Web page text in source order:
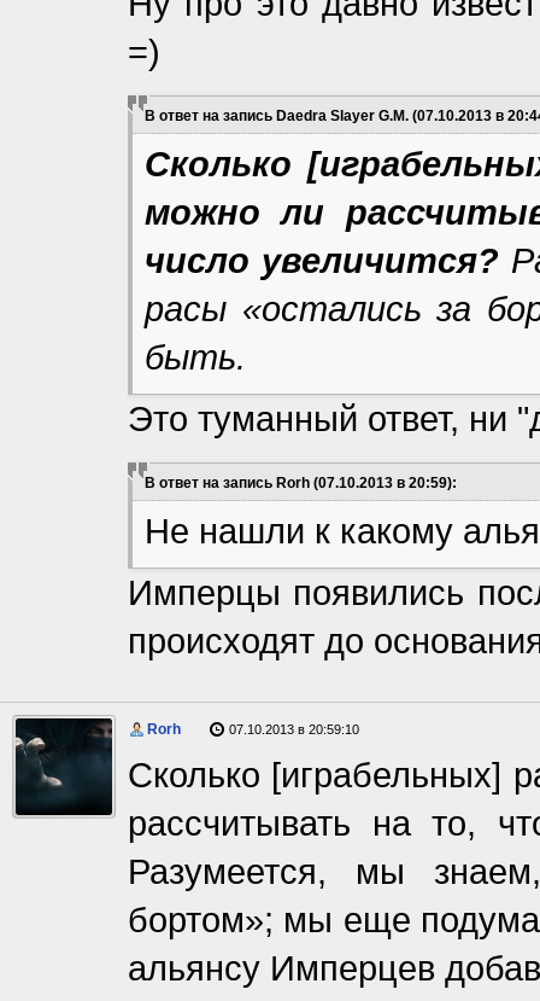
=)
В ответ на запись Daedra Slayer G.M. (07.10.2013 в
Сколько
можно ли
число увеличится?
расы «остались за
быть.
Это туманный ответ, ни
В ответ на запись Rorh (07.10.2013 в 20:59):
Не нашли к какому
Имперцы появились
происходят до
Rorh 07.10.2013 в 20:59:10
Сколько [играбельных]
рассчитывать на то,
Разумеется, мы
бортом»; мы еще
альянсу Имперцев